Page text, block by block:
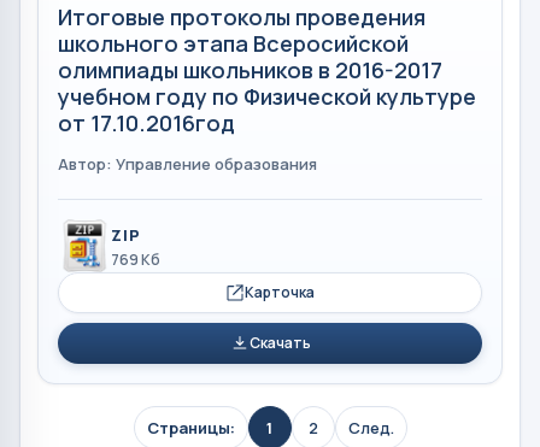
Итоговые протоколы проведения
школьного этапа Всеросийской
олимпиады школьников в 2016-2017
учебном году по Физической культуре
от 17.10.2016год
Автор: Управление образования
ZIP
769 Кб
Карточка
Скачать
Страницы: 1 2 След.